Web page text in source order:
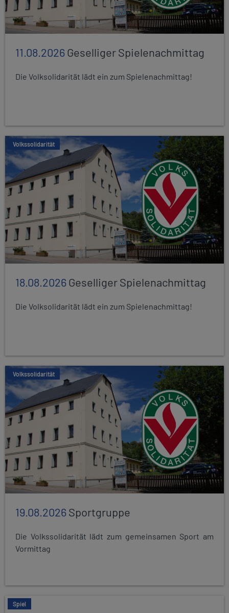
11.08.2026Geselliger Spielenachmittag
Die Volksolidarität lädt ein zum Spielenachmittag!
Volkssolidarität
18.08.2026Geselliger Spielenachmittag
Die Volksolidarität lädt ein zum Spielenachmittag!
Volkssolidarität
19.08.2026Sportgruppe
Die Volkssolidarität lädt zum gemeinsamen Sport am
Vormittag
Spiel